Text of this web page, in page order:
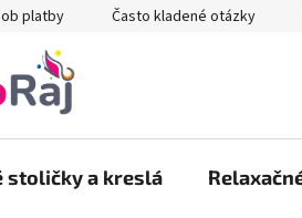
platby Často kladené otázky
stoličky a kreslá